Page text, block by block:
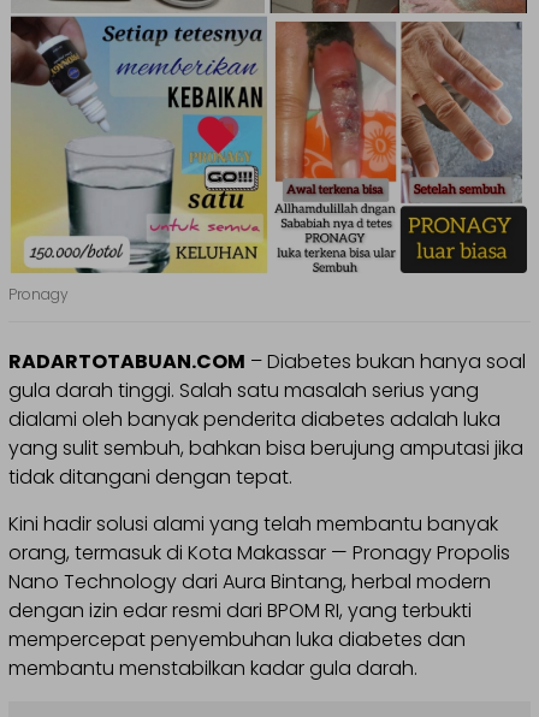
Pronagy
RADARTOTABUAN.COM – Diabetes bukan hanya soal
gula darah tinggi. Salah satu masalah serius yang
dialami oleh banyak penderita diabetes adalah luka
yang sulit sembuh, bahkan bisa berujung amputasi jika
tidak ditangani dengan tepat.
Kini hadir solusi alami yang telah membantu banyak
orang, termasuk di Kota Makassar — Pronagy Propolis
Nano Technology dari Aura Bintang, herbal modern
dengan izin edar resmi dari BPOM RI, yang terbukti
mempercepat penyembuhan luka diabetes dan
membantu menstabilkan kadar gula darah.